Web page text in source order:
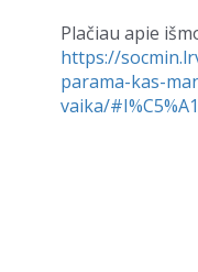
Plačiau apie
https://
parama-kas-
vaika/